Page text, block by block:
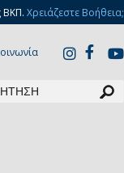
ΒΚΠ. Χρειάζεστε Βοήθεια;